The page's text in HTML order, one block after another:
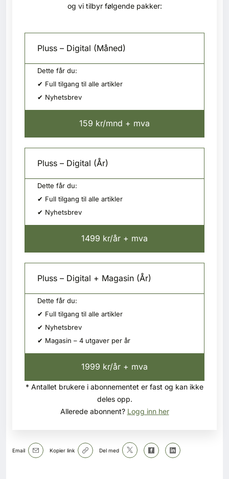
og vi tilbyr følgende pakker:
Pluss – Digital (Måned)
Dette får du:
✔ Full tilgang til alle artikler
✔ Nyhetsbrev
159 kr/mnd + mva
Pluss – Digital (År)
Dette får du:
✔ Full tilgang til alle artikler
✔ Nyhetsbrev
1499 kr/år + mva
Pluss – Digital + Magasin (År)
Dette får du:
✔ Full tilgang til alle artikler
✔ Nyhetsbrev
✔ Magasin – 4 utgaver per år
1999 kr/år + mva
* Antallet brukere i abonnementet er fast og kan ikke
deles opp.
Allerede abonnent? Logg inn her
Email Kopier link Del med